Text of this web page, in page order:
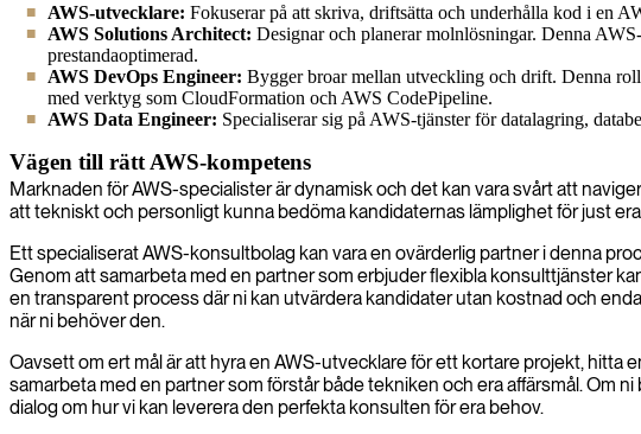
AWS-utvecklare: Fokuserar på att skriva, driftsätta och underhålla kod i en
AWS Solutions Architect: Designar och planerar molnlösningar. Denna
prestandaoptimerad.
AWS DevOps Engineer: Bygger broar mellan utveckling och drift. Denna
med verktyg som CloudFormation och AWS CodePipeline.
AWS Data Engineer: Specialiserar sig på AWS-tjänster för datalagring,
Vägen till rätt AWS-kompetens
Marknaden för AWS-specialister är dynamisk och det kan vara svårt att
att tekniskt och personligt kunna bedöma kandidaternas lämplighet för just
Ett specialiserat AWS-konsultbolag kan vara en ovärderlig partner i denna
Genom att samarbeta med en partner som erbjuder flexibla konsulttjänster
en transparent process där ni kan utvärdera kandidater utan kostnad och
när ni behöver den.
Oavsett om ert mål är att hyra en AWS-utvecklare för ett kortare projekt, hitta
samarbeta med en partner som förstår både tekniken och era affärsmål. Om
dialog om hur vi kan leverera den perfekta konsulten för era behov.